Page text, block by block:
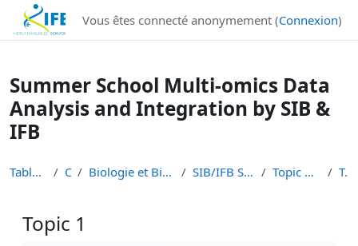
Institut Français de Bioinformatique - Les formations
Passer au contenu principalVous êtes connecté anonymement (Connexion)
Summer School Multi-omics Data
Analysis and Integration by SIB &
IFB
Tableau de bord Cours Biologie et Bioinformatique Intégratives SIB/IFB Summer school 2023 Topic 1 MOFA & RGCCA Topic 1
Topic 1